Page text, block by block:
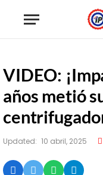
VIDEO:
años metió
Updated: 10 abril, 2025